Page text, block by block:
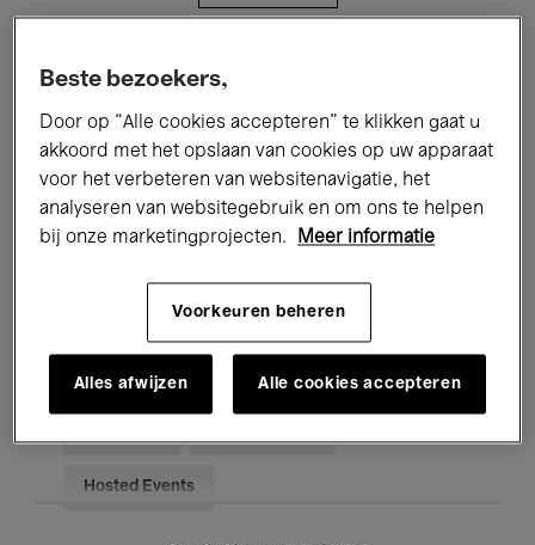
Tentoonstellingen Films
Performances Lezingen & Debatten
Klassieke Muziek Global Music
Elektronische Muziek
Voor iedereen Kids’ Palace
Hosted Events
Beste bezoekers,
Door op “Alle cookies accepteren” te klikken gaat u
akkoord met het opslaan van cookies op uw apparaat
voor het verbeteren van websitenavigatie, het
analyseren van websitegebruik en om ons te helpen
bij onze marketingprojecten.
Meer informatie
Voorkeuren beheren
Alles afwijzen Alle cookies accepteren